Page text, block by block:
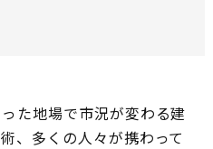
た地場で市況が変わる建
、多くの人々が携わって